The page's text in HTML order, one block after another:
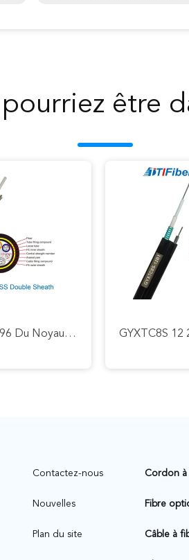
être
Noyau Du Noyau 96 Du Noyau 48 Du Câble À Fibres Optiques 24 De Fibre De Gaine De Double D'ADSS
Contactez-nous
Nouvelles
Plan du site
Cordon
Fibre
Câble à